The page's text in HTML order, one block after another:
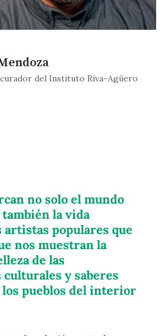
del Instituto Riva-Agüero
no solo el mundo
la vida
artistas populares que
nos muestran la
de las
y saberes
pueblos del interior